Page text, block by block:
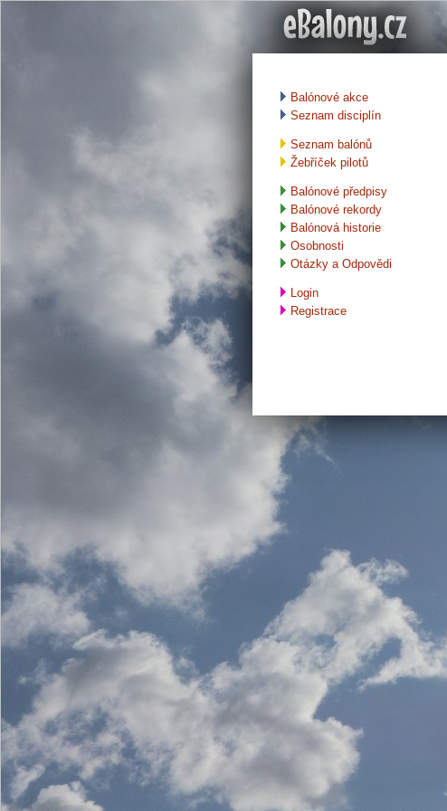
Balónové akce
Seznam disciplín
Seznam balónů
Žebříček pilotů
Balónové předpisy
Balónové rekordy
Balónová historie
Osobnosti
Otázky a Odpovědi
Login
Registrace